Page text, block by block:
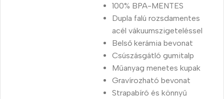
100% BPA-MENTES
Dupla falú rozsdamentes
acél vákuumszigeteléssel
Belső kerámia bevonat
Csúszásgátló gumitalp
Műanyag menetes kupak
Gravírozható bevonat
Strapabíró és könnyű